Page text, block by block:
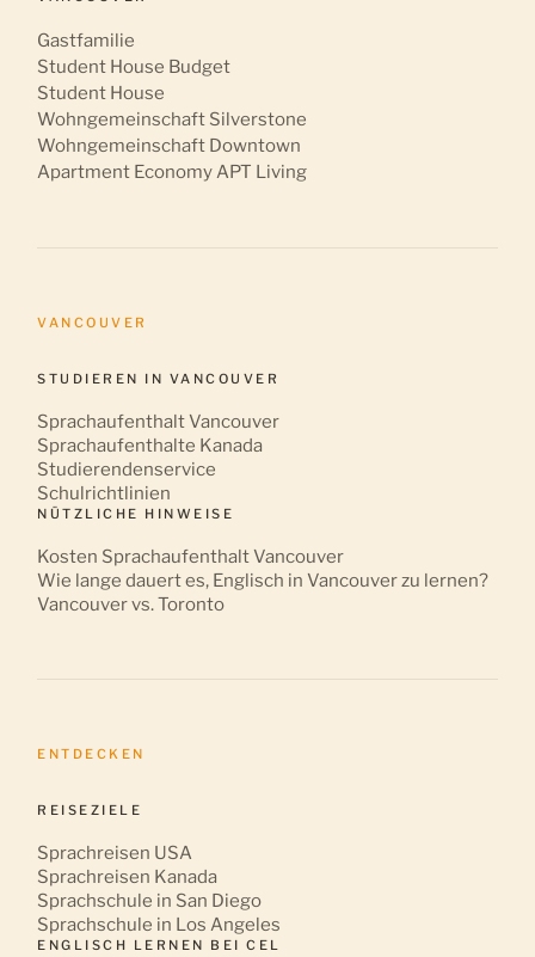
Gastfamilie
Student House Budget
Student House
Wohngemeinschaft Silverstone
Wohngemeinschaft Downtown
Apartment Economy APT Living
VANCOUVER
STUDIEREN IN VANCOUVER
Sprachaufenthalt Vancouver
Sprachaufenthalte Kanada
Studierendenservice
Schulrichtlinien
NÜTZLICHE HINWEISE
Kosten Sprachaufenthalt Vancouver
Wie lange dauert es, Englisch in Vancouver zu lernen?
Vancouver vs. Toronto
ENTDECKEN
REISEZIELE
Sprachreisen USA
Sprachreisen Kanada
Sprachschule in San Diego
Sprachschule in Los Angeles
ENGLISCH LERNEN BEI CEL